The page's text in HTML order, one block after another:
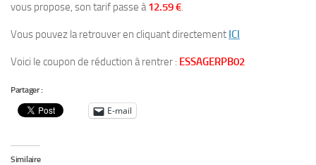
vous propose, son tarif passe à12.59 €.
Vous pouvez la retrouver en cliquant directement ICI
Voici le coupon de réduction à rentrer : ESSAGERPB02
Partager :
E-mail
Similaire